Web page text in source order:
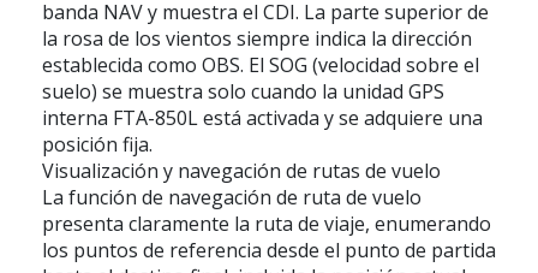
banda NAV y muestra el CDI. La parte superior de
la rosa de los vientos siempre indica la dirección
establecida como OBS. El SOG (velocidad sobre el
suelo) se muestra solo cuando la unidad GPS
interna FTA-850L está activada y se adquiere una
posición fija.
Visualización y navegación de rutas de vuelo
La función de navegación de ruta de vuelo
presenta claramente la ruta de viaje, enumerando
los puntos de referencia desde el punto de partida